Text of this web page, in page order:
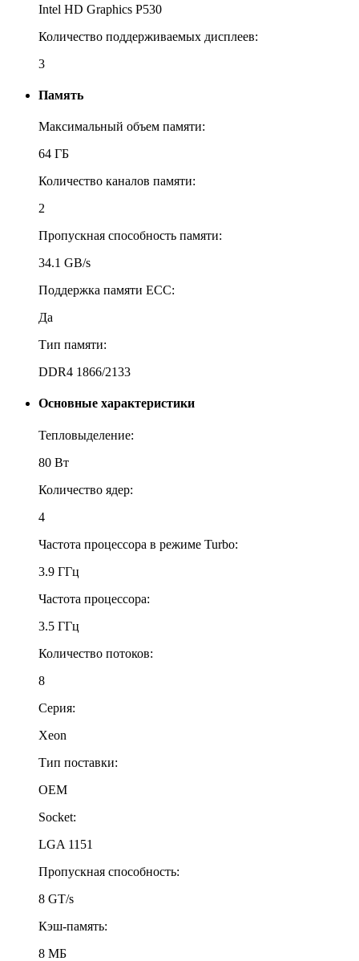
Intel HD Graphics P530
Количество поддерживаемых дисплеев:
3
Память
Максимальный объем памяти:
64 ГБ
Количество каналов памяти:
2
Пропускная способность памяти:
34.1 GB/s
Поддержка памяти ECC:
Да
Тип памяти:
DDR4 1866/2133
Основные характеристики
Тепловыделение:
80 Вт
Количество ядер:
4
Частота процессора в режиме Turbo:
3.9 ГГц
Частота процессора:
3.5 ГГц
Количество потоков:
8
Серия:
Xeon
Тип поставки:
OEM
Socket:
LGA 1151
Пропускная способность:
8 GT/s
Кэш-память:
8 МБ